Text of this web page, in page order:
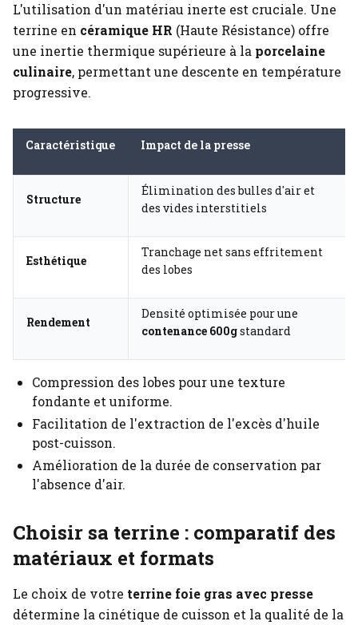
L'utilisation d'un matériau inerte est cruciale. Une
terrine en céramique HR (Haute Résistance) offre
une inertie thermique supérieure à la porcelaine
culinaire, permettant une descente en température
progressive.
Caractéristique Impact de la presse
Structure
Élimination des bulles d'air et
des vides interstitiels
Esthétique
Tranchage net sans effritement
des lobes
Rendement
Densité optimisée pour une
contenance 600gstandard
Compression des lobes pour une texture
fondante et uniforme.
Facilitation de l'extraction de l'excès d'huile
post-cuisson.
Amélioration de la durée de conservation par
l'absence d'air.
Choisir sa terrine : comparatif des
matériaux et formats
Le choix de votre terrine foie gras avec presse
détermine la cinétique de cuisson et la qualité de la